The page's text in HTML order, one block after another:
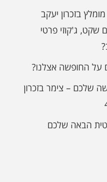
בזכרון יעקב
שקט, ג'קוזי פרטי
על החופשה אצלנו?
שלכם – צימר בזכרון
הבאה שלכם